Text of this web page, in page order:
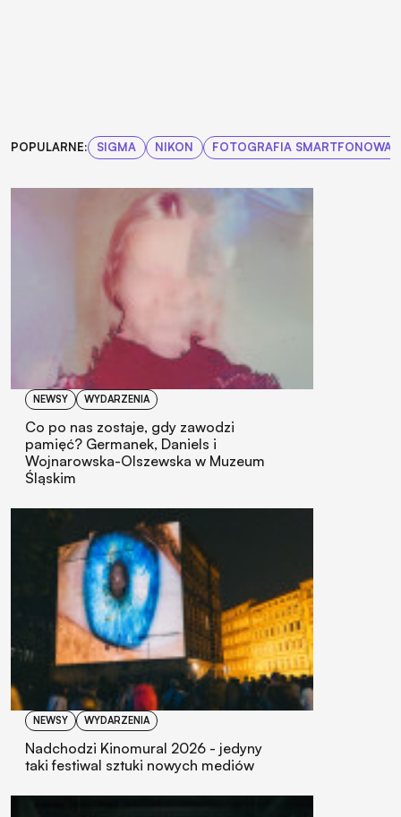
POPULARNE: SIGMA NIKON FOTOGRAFIA SMARTFONOWA
NEWSY WYDARZENIA
Co po nas zostaje, gdy zawodzi
pamięć? Germanek, Daniels i
Wojnarowska-Olszewska w Muzeum
Śląskim
NEWSY WYDARZENIA
Nadchodzi Kinomural 2026 - jedyny
taki festiwal sztuki nowych mediów